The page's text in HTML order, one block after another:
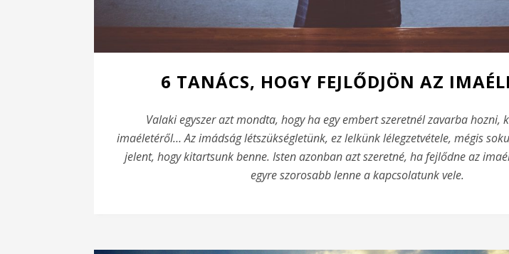
6 TANÁCS, HOGY FEJLŐDJÖN AZ
Valaki egyszer azt mondta, hogy ha egy embert szeretnél zavarba hozni,
imaéletéről… Az imádság létszükségletünk, ez lelkünk lélegzetvétele, mégis
jelent, hogy kitartsunk benne. Isten azonban azt szeretné, ha fejlődne az
egyre szorosabb lenne a kapcsolatunk vele.